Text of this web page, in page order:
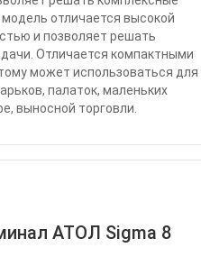
отличается высокой
и позволяет решать
Отличается компактными
может использоваться для
палаток, маленьких
выносной торговли.
АТОЛ Sigma 8